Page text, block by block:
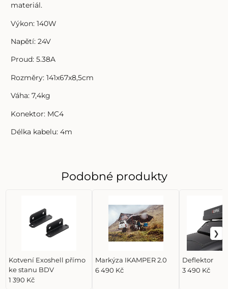
materiál.
Výkon: 140W
Napětí: 24V
Proud: 5.38A
Rozměry: 141x67x8,5cm
Váha: 7,4kg
Konektor: MC4
Délka kabelu: 4m
Podobné produkty
Kotvení Exoshell přímo
ke stanu BDV
1 390 Kč
Markýza IKAMPER 2.0
6 490 Kč
Deflektor
3 490 Kč